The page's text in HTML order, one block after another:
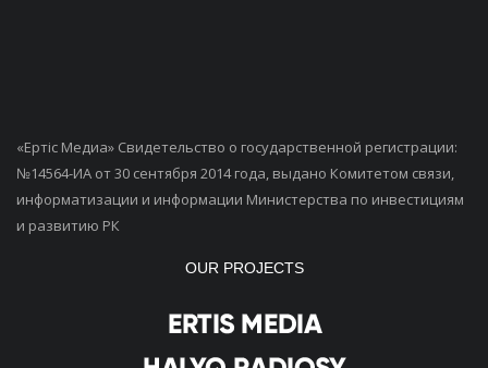
«Ертiс Медиа» Свидетельство о государственной регистрации:
№14564-ИА от 30 сентября 2014 года, выдано Комитетом связи,
информатизации и информации Министерства по инвестициям
и развитию РК
OUR PROJECTS